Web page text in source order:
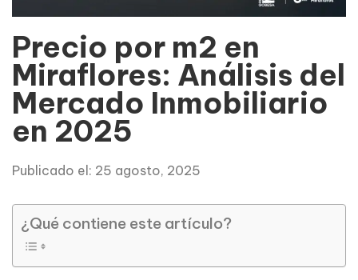
Precio por m2 en
Miraflores: Análisis del
Mercado Inmobiliario
en 2025
Publicado el: 25 agosto, 2025
¿Qué contiene este artículo?